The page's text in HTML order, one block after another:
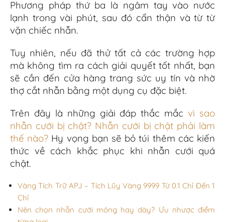
Phương pháp thứ ba là ngâm tay vào nước
lạnh trong vài phút, sau đó cẩn thận và từ từ
vặn chiếc nhẫn.
Tuy nhiên, nếu đã thử tất cả các trường hợp
mà không tìm ra cách giải quyết tốt nhất, bạn
sẽ cần đến cửa hàngtrang sức uy tín và nhờ
thợ cắt nhẫn bằng một dụng cụ đặc biệt.
Trên đây là những giải đáp thắc mắcvì sao
nhẫn cưới bị chật? Nhẫn cưới bị chật phải làm
thế nào? Hy vọng bạn sẽ bỏ túi thêm các kiến
thức về cách khắc phục khi nhẫn cưới quá
chật.
Vàng Tích Trữ APJ – Tích Lũy Vàng 9999 Từ 0.1 Chỉ Đến 1
Chỉ
Nên chọn nhẫn cưới mỏng hay dày? Ưu nhược điểm